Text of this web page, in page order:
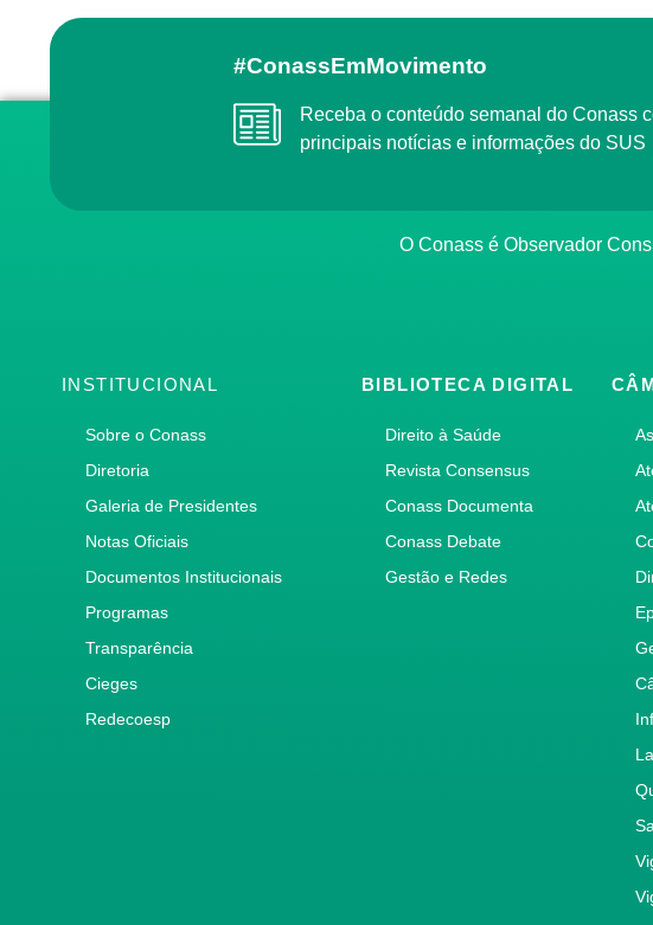
#ConassEmMovimento
Receba o conteúdo semanal do Conass
principais notícias e informações do SUS
O Conass é Observador
INSTITUCIONAL
Sobre o Conass
Diretoria
Galeria de Presidentes
Notas Oficiais
Documentos Institucionais
Programas
Transparência
Cieges
Redecoesp
BIBLIOTECA DIGITAL
Direito à Saúde
Revista Consensus
Conass Documenta
Conass Debate
Gestão e Redes